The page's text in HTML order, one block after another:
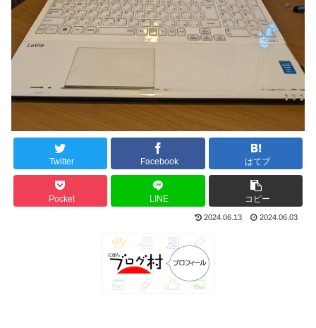
Twitter Facebook はてブ
Pocket LINE コピー
2024.06.13 2024.06.03